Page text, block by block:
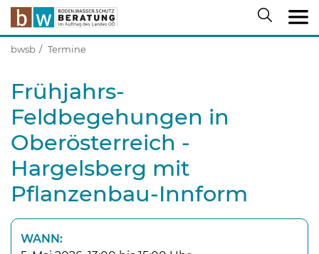
bwsb Termine
Frühjahrs-
Feldbegehungen in
Oberösterreich -
Hargelsberg mit
Pflanzenbau-Innform
WANN: